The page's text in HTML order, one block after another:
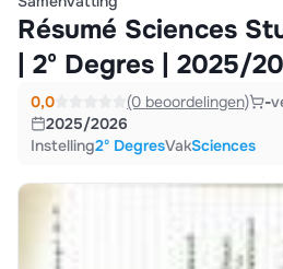
Résumé Sciences
| 2º Degres | 2025/
0,0 (0 beoordelingen) -
2025/2026
Instelling2º DegresVakSciences